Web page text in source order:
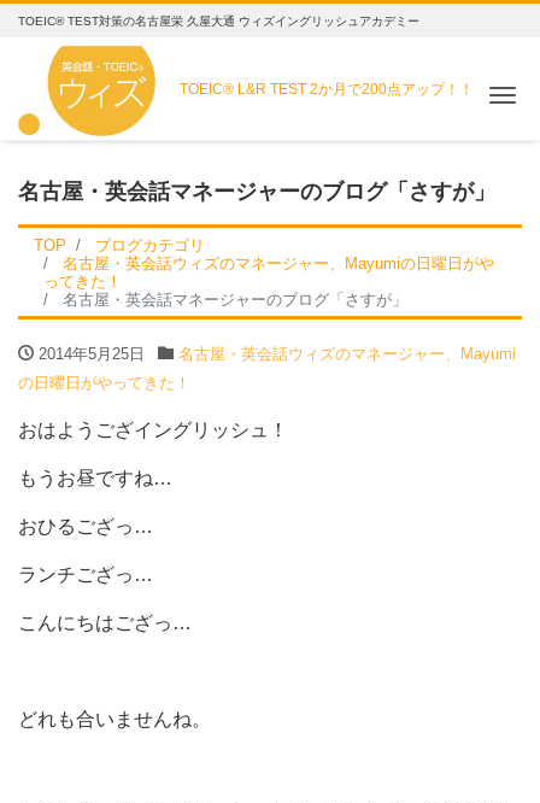
TOEIC® TEST対策の名古屋栄 久屋大通 ウィズイングリッシュアカデミー
TOEIC® L&R TEST2か月で200点アップ！！
名古屋・英会話マネージャーのブログ「さすが」
TOP
ブログカテゴリ
名古屋・英会話ウィズのマネージャー、Mayumiの日曜日がや
ってきた！
名古屋・英会話マネージャーのブログ「さすが」
2014年5月25日
名古屋・英会話ウィズのマネージャー、Mayumi
の日曜日がやってきた！
おはようござイングリッシュ！
もうお昼ですね…
おひるござっ…
ランチござっ…
こんにちはござっ…
どれも合いませんね。